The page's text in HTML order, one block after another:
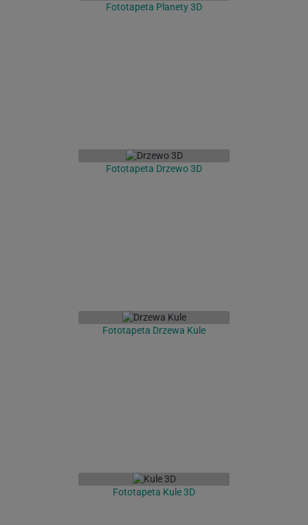
Fototapeta Planety 3D
Fototapeta Drzewo 3D
Fototapeta Drzewa Kule
Fototapeta Kule 3D